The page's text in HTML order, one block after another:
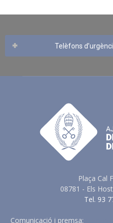
Telèfons
Plaça Cal
08781 - Els
Tel. 93
Comunicació i premsa: